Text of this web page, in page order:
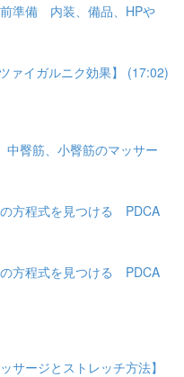
準備 内装、備品、HPや
イガルニク効果】 (17:02)
臀筋、小臀筋のマッサー
方程式を見つける PDCA
方程式を見つける PDCA
サージとストレッチ方法】